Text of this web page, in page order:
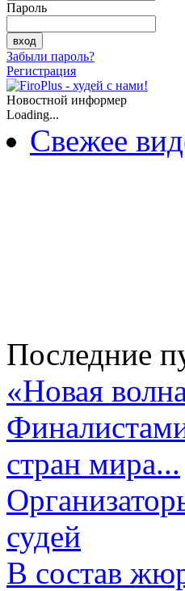
Пароль
Забыли пароль?
Регистрация
Новостной информер
Loading...
Свежее
Последние
«Новая
стран мира...
судей
В состав